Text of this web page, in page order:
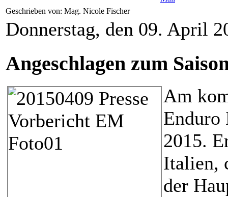
Geschrieben von: Mag. Nicole Fischer
Donnerstag, den 09. April
Angeschlagen zum
Am
Enduro
2015.
Italien,
der